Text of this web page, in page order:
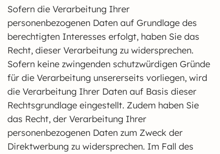
Sofern die Verarbeitung Ihrer
personenbezogenen Daten auf Grundlage des
berechtigten Interesses erfolgt, haben Sie das
Recht, dieser Verarbeitung zu widersprechen.
Sofern keine zwingenden schutzwürdigen Gründe
für die Verarbeitung unsererseits vorliegen, wird
die Verarbeitung Ihrer Daten auf Basis dieser
Rechtsgrundlage eingestellt. Zudem haben Sie
das Recht, der Verarbeitung Ihrer
personenbezogenen Daten zum Zweck der
Direktwerbung zu widersprechen. Im Fall des